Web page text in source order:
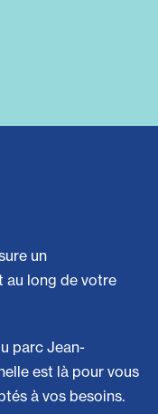
un
au long de votre
parc Jean-
est là pour vous
à vos besoins.